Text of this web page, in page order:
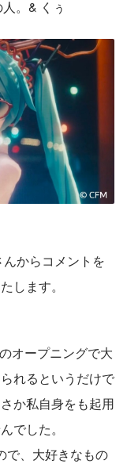
。& くぅ
からコメントを
します。
オープニングで大
れるというだけで
か私自身をも起用
でした。
で、大好きなもの